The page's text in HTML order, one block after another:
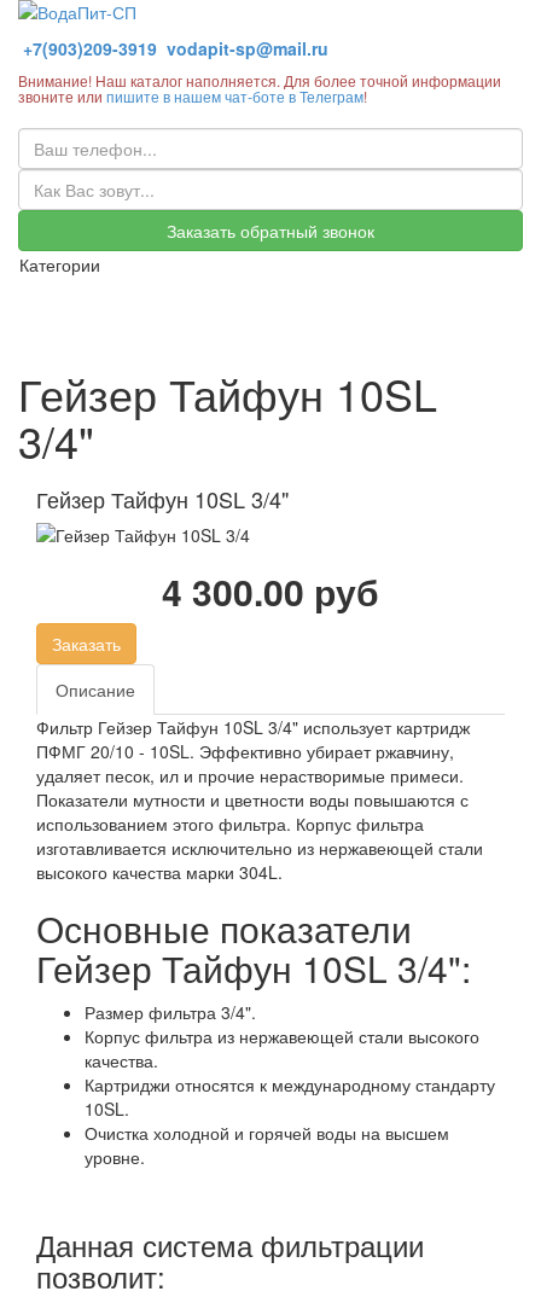
+7(903)209-3919 vodapit-sp@mail.ru
Внимание! Наш каталог наполняется. Для более точной информации
звоните или пишите в нашем чат-боте в Телеграм!
Заказать обратный звонок
Категории
Гейзер Тайфун 10SL
3/4"
Гейзер Тайфун 10SL 3/4"
4 300.00 руб
Заказать
Описание
Фильтр Гейзер Тайфун 10SL 3/4" использует картридж
ПФМГ 20/10 - 10SL. Эффективно убирает ржавчину,
удаляет песок, ил и прочие нерастворимые примеси.
Показатели мутности и цветности воды повышаются с
использованием этого фильтра. Корпус фильтра
изготавливается исключительно из нержавеющей стали
высокого качества марки 304L.
Основные показатели
Гейзер Тайфун 10SL 3/4":
Размер фильтра 3/4".
Корпус фильтра из нержавеющей стали высокого
качества.
Картриджи относятся к международному стандарту
10SL.
Очистка холодной и горячей воды на высшем
уровне.
Данная система фильтрации
позволит: